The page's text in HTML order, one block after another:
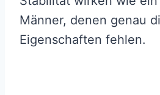
Männer, denen genau
Eigenschaften fehlen.